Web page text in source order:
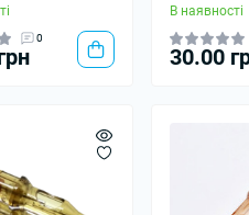
0
В наявності
30.00